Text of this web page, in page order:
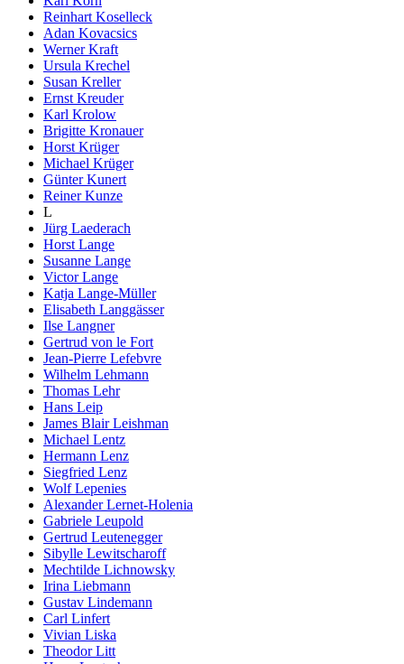
Reinhart Koselleck
Adan Kovacsics
Werner Kraft
Ursula Krechel
Susan Kreller
Ernst Kreuder
Karl Krolow
Brigitte Kronauer
Horst Krüger
Michael Krüger
Günter Kunert
Reiner Kunze
L
Jürg Laederach
Horst Lange
Susanne Lange
Victor Lange
Katja Lange-Müller
Elisabeth Langgässer
Ilse Langner
Gertrud von le Fort
Jean-Pierre Lefebvre
Wilhelm Lehmann
Thomas Lehr
Hans Leip
James Blair Leishman
Michael Lentz
Hermann Lenz
Siegfried Lenz
Wolf Lepenies
Alexander Lernet-Holenia
Gabriele Leupold
Gertrud Leutenegger
Sibylle Lewitscharoff
Mechtilde Lichnowsky
Irina Liebmann
Gustav Lindemann
Carl Linfert
Vivian Liska
Theodor Litt